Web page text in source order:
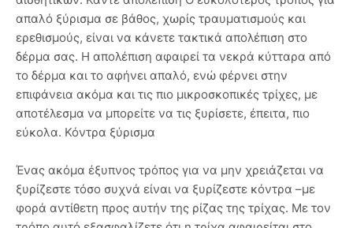
απαλό ξύρισμα σε βάθος, χωρίς τραυματισμούς και
ερεθισμούς, είναι να κάνετε τακτικά απολέπιση στο
δέρμα σας. Η απολέπιση αφαιρεί τα νεκρά κύτταρα από
το δέρμα και το αφήνει απαλό, ενώ φέρνει στην
επιφάνεια ακόμα και τις πιο μικροσκοπικές τρίχες, με
αποτέλεσμα να μπορείτε να τις ξυρίσετε, έπειτα, πιο
εύκολα. Κόντρα ξύρισμα
Ένας ακόμα έξυπνος τρόπος για να μην χρειάζεται να
ξυρίζεστε τόσο συχνά είναι να ξυρίζεστε κόντρα –με
φορά αντίθετη προς αυτήν της ρίζας της τρίχας. Με τον